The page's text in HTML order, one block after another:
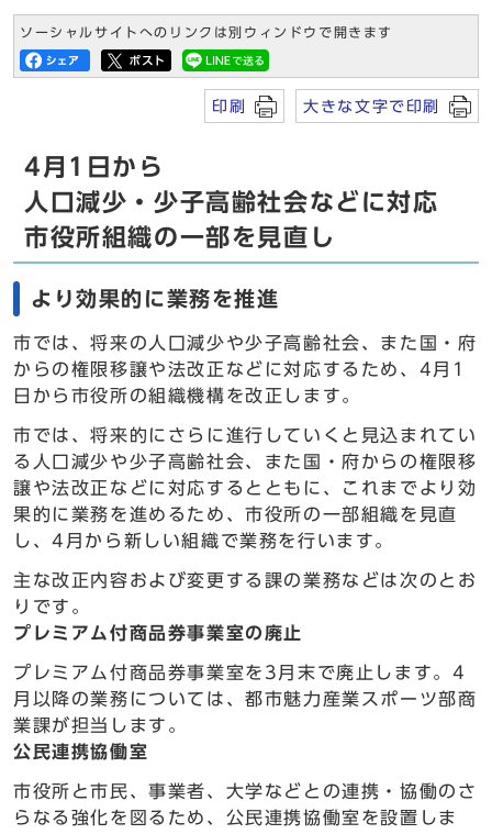
ソーシャルサイトへのリンクは別ウィンドウで開きます
印刷 大きな文字で印刷
4月1日から
人口減少・少子高齢社会などに対応
市役所組織の一部を見直し
より効果的に業務を推進
市では、将来の人口減少や少子高齢社会、また国・府
からの権限移譲や法改正などに対応するため、4月1
日から市役所の組織機構を改正します。
市では、将来的にさらに進行していくと見込まれてい
る人口減少や少子高齢社会、また国・府からの権限移
譲や法改正などに対応するとともに、これまでより効
果的に業務を進めるため、市役所の一部組織を見直
し、4月から新しい組織で業務を行います。
主な改正内容および変更する課の業務などは次のとお
りです。
プレミアム付商品券事業室の廃止
プレミアム付商品券事業室を3月末で廃止します。4
月以降の業務については、都市魅力産業スポーツ部商
業課が担当します。
公民連携協働室
市役所と市民、事業者、大学などとの連携・協働のさ
らなる強化を図るため、公民連携協働室を設置しま